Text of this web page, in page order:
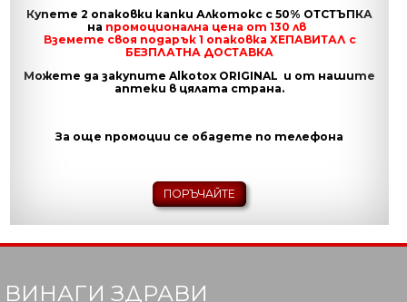
Купете 2 опаковки капки Алкотокс с 50% ОТСТЪПКА
на промоционална цена от 130 лв
Вземете своя подарък 1 опаковка ХЕПАВИТАЛ с
БЕЗПЛАТНА ДОСТАВКА
Можете да закупите Alkotox ORIGINAL и от нашите
аптеки в цялата страна.
За още промоции се обадете по телефона
ПОРЪЧАЙТЕ
ВИНАГИ ЗДРАВИ